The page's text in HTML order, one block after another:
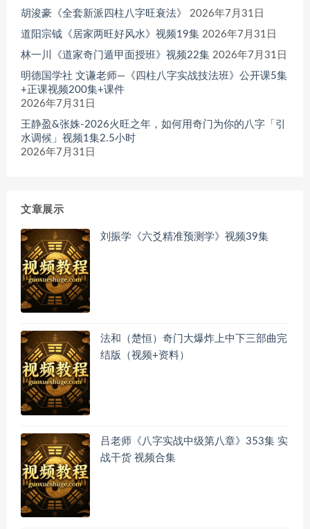
胡浚豪《全套新派四柱八字旺衰法》
2026年7月31日
道阳宗钺《居家两旺好风水》视频19集 2026年7月31日
林一川《道家奇门遁甲面授班》视频22集 2026年7月31日
明德国学社 文谦老师—《四柱八字实战技法班》公开课5集
+正课视频200集+课件
2026年7月31日
王静盈&张姝-2026火旺之年，如何用奇门为你的八字「引
水调候」视频1集2.5小时
2026年7月31日
文章展示
刘振学《六爻精准预测学》视频39集
法和（楚恒）奇门大爆炸上中下三部曲完
结版（视频+资料）
吕老师《八字实战中级第八章》353集 实
战干货 视频合集